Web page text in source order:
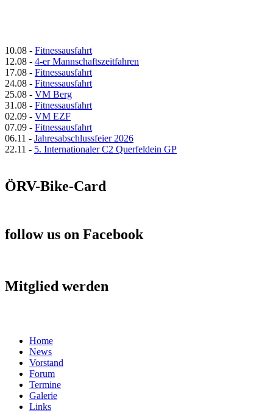
10.08 - Fitnessausfahrt
12.08 - 4-er Mannschaftszeitfahren
17.08 - Fitnessausfahrt
24.08 - Fitnessausfahrt
25.08 - VM Berg
31.08 - Fitnessausfahrt
02.09 - VM EZF
07.09 - Fitnessausfahrt
06.11 - Jahresabschlussfeier 2026
22.11 - 5. Internationaler C2 Querfeldein GP
ÖRV-Bike-Card
follow us on Facebook
Mitglied werden
Home
News
Vorstand
Forum
Termine
Galerie
Links